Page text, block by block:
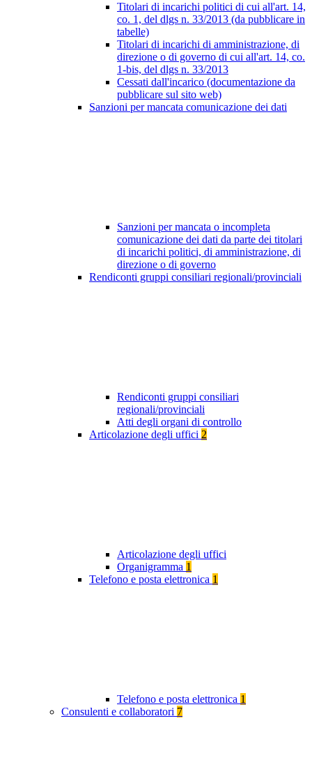
Titolari di incarichi politici di cui all'art. 14,
co. 1, del dlgs n. 33/2013 (da pubblicare in
tabelle)
Titolari di incarichi di amministrazione, di
direzione o di governo di cui all'art. 14, co.
1-bis, del dlgs n. 33/2013
Cessati dall'incarico (documentazione da
pubblicare sul sito web)
Sanzioni per mancata comunicazione dei dati
Sanzioni per mancata o incompleta
comunicazione dei dati da parte dei titolari
di incarichi politici, di amministrazione, di
direzione o di governo
Rendiconti gruppi consiliari regionali/provinciali
Rendiconti gruppi consiliari
regionali/provinciali
Atti degli organi di controllo
Articolazione degli uffici 2
Articolazione degli uffici
Organigramma 1
Telefono e posta elettronica 1
Telefono e posta elettronica 1
Consulenti e collaboratori 7